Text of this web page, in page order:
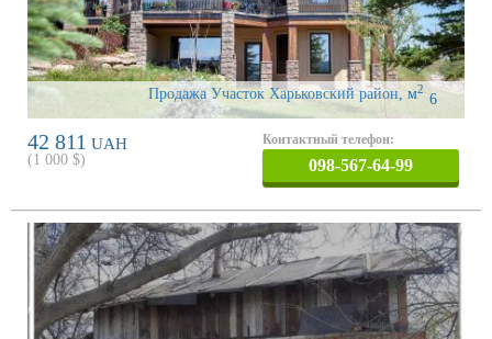
Продажа Участок Харьковский район 6
м2
42 811 UAH
(1 000 $)
Контактный телефон:
098-567-64-99